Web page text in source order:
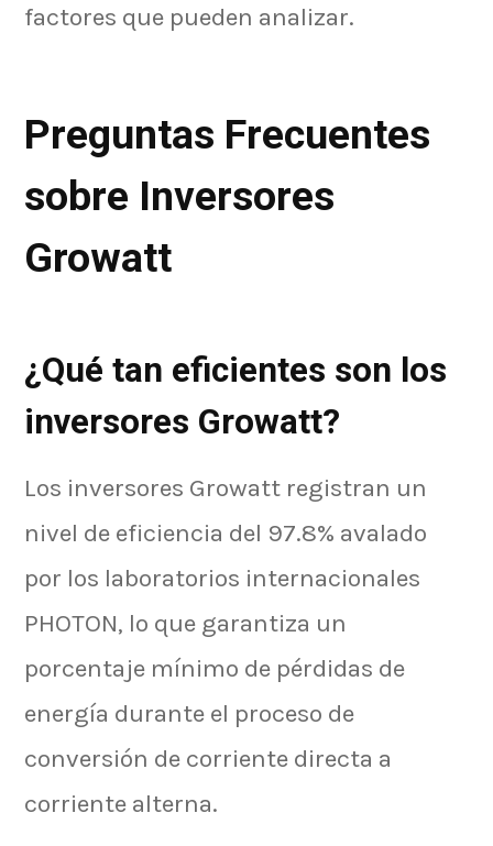
factores que pueden analizar.
Preguntas Frecuentes
sobre Inversores
Growatt
¿Qué tan eficientes son los
inversores Growatt?
Los inversores Growatt registran un
nivel de eficiencia del 97.8% avalado
por los laboratorios internacionales
PHOTON, lo que garantiza un
porcentaje mínimo de pérdidas de
energía durante el proceso de
conversión de corriente directa a
corriente alterna.